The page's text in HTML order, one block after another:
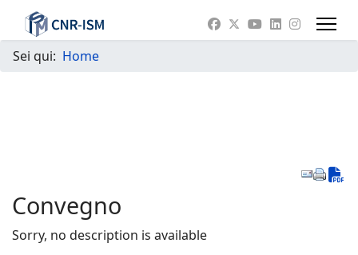
Sei qui: Home
Convegno
Sorry, no description is available